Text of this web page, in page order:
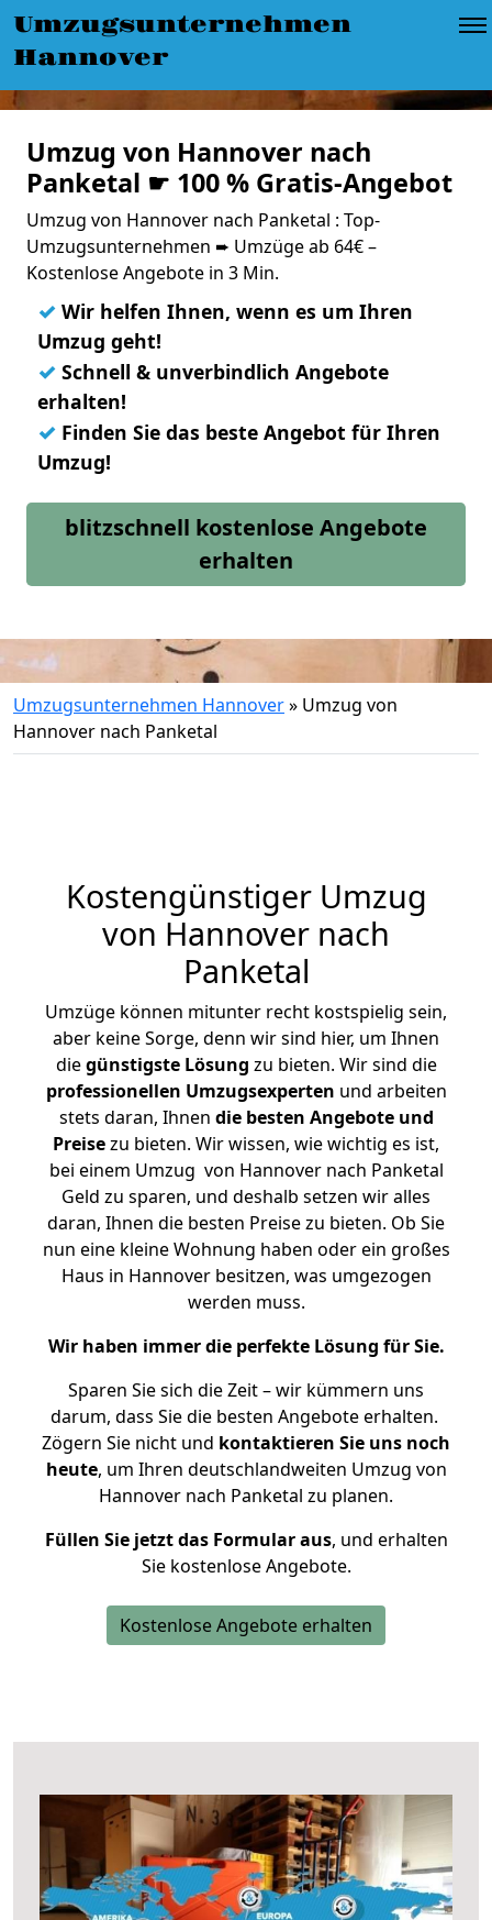
Umzugsunternehmen
Hannover
Umzug von Hannover nach
Panketal ☛ 100 % Gratis-Angebot
Umzug von Hannover nach Panketal : Top-
Umzugsunternehmen ➨ Umzüge ab 64€ –
Kostenlose Angebote in 3 Min.
✓ Wir helfen Ihnen, wenn es um Ihren
Umzug geht!
✓ Schnell & unverbindlich Angebote
erhalten!
✓ Finden Sie das beste Angebot für Ihren
Umzug!
blitzschnell kostenlose Angebote
erhalten
Umzugsunternehmen Hannover» Umzug von
Hannover nach Panketal
Kostengünstiger Umzug
von Hannover nach
Panketal
Umzüge können mitunter recht kostspielig sein,
aber keine Sorge, denn wir sind hier, um Ihnen
diegünstigste Lösung zu bieten. Wir sind die
professionellen Umzugsexperten und arbeiten
stets daran, Ihnen die besten Angebote und
Preisezu bieten. Wir wissen, wie wichtig es ist,
bei einem Umzug von Hannover nach Panketal
Geld zu sparen, und deshalb setzen wir alles
daran, Ihnen die besten Preise zu bieten. Ob Sie
nun eine kleine Wohnung haben oder ein großes
Haus in Hannover besitzen, was umgezogen
werden muss.
Wir haben immer die perfekte Lösung für Sie.
Sparen Sie sich die Zeit – wir kümmern uns
darum, dass Sie die besten Angebote erhalten.
Zögern Sie nicht und kontaktieren Sie uns noch
heute, um Ihren deutschlandweiten Umzug von
Hannover nach Panketal zu planen.
Füllen Sie jetzt das Formular aus, und erhalten
Sie kostenlose Angebote.
Kostenlose Angebote erhalten